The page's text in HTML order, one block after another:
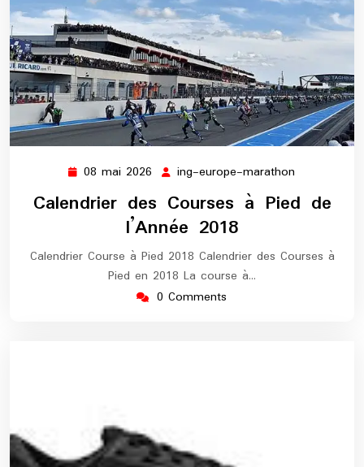
08 mai 2026 08
mai
2026
ing-europe-marathon
europe-
marathon
Calendrier des Courses à Pied de
l’Année 2018
Calendrier Course à Pied 2018 Calendrier des Courses à
Pied en 2018 La course à…
0 Comments